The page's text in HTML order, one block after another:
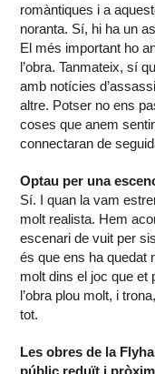
romàntiques i a
noranta. Sí, hi ha un
El més important ho
l’obra. Tanmateix, sí
amb notícies
altre. Potser no ens
coses que anem
connectaran de
Optau per una
Sí. I quan la vam
molt realista. Hem
escenari de vuit per
és que ens ha quedat
molt dins el joc que et
l’obra plou molt, i
tot.
Les obres de la